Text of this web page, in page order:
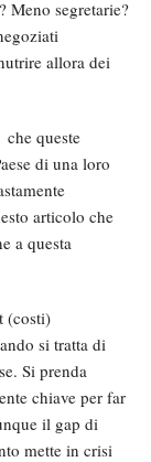
Meno segretarie?
allora dei
queste
di una loro
articolo che
a questa
(costi)
si tratta di
Si prenda
chiave per far
il gap di
mette in crisi